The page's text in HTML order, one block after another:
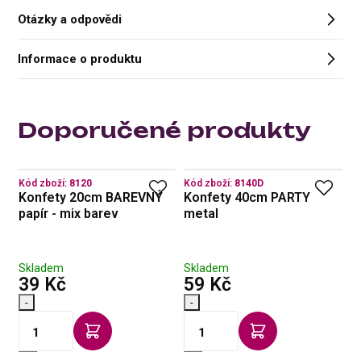
Otázky a odpovědi
Informace o produktu
Doporučené produkty
Kód zboží: 8120
Konfety 20cm BAREVNÝ
papír - mix barev
Skladem
39 Kčs DPH
-
Kód zboží: 8140D
Konfety 40cm PARTY
metal
Skladem
59 Kčs DPH
-